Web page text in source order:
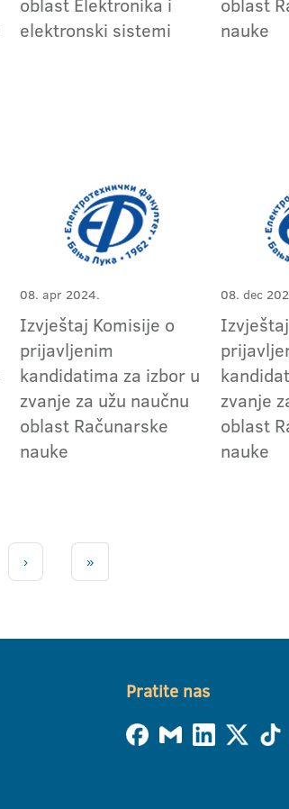
elektronski sistemi
nauke
08. apr 2024.
Izvještaj Komisije o
prijavljenim
kandidatima za izbor u
zvanje za užu naučnu
oblast Računarske
nauke
08. dec
zvanje
oblast
nauke
› »
Pratite nas